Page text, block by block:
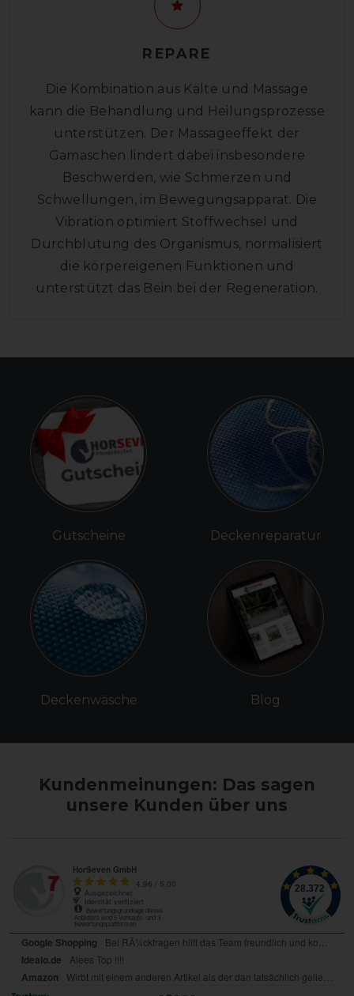
REPARE
Die Kombination aus Kälte und Massage
kann die Behandlung und Heilungsprozesse
unterstützen. Der Massageeffekt der
Gamaschen lindert dabei insbesondere
Beschwerden, wie Schmerzen und
Schwellungen, im Bewegungsapparat. Die
Vibration optimiert Stoffwechsel und
Durchblutung des Organismus, normalisiert
die körpereigenen Funktionen und
unterstützt das Bein bei der Regeneration.
Gutscheine
Deckenwäsche
Deckenreparatur
Blog
Kundenmeinungen: Das sagen
unsere Kunden über uns